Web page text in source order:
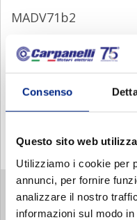
Consenso
Questo sito web
Utilizziamo i cookie per
annunci, per fornire
analizzare il nostro
informazioni sul modo
MADV71b2
MADV80a2
MADV90Sa2
MADV90La2
MADV100b2
MADV 4 POLES
MADV 6 POLES